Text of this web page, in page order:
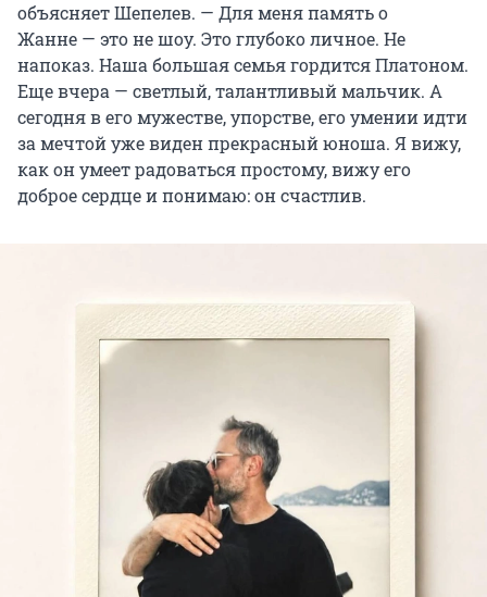
объясняет Шепелев. — Для меня память о
Жанне — это не шоу. Это глубоко личное. Не
напоказ. Наша большая семья гордится Платоном.
Еще вчера — светлый, талантливый мальчик. А
сегодня в его мужестве, упорстве, его умении идти
за мечтой уже виден прекрасный юноша. Я вижу,
как он умеет радоваться простому, вижу его
доброе сердце и понимаю: он счастлив.